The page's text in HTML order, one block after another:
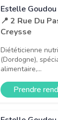
Estelle Goudou
📍 2 Rue Du
Creysse
Diététicienne
(Dordogne),
alimentaire,...
Prendre